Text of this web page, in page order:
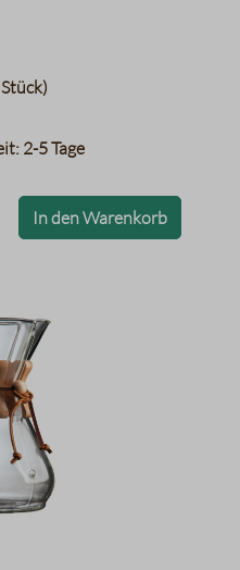
2-5 Tage
In den Warenkorb